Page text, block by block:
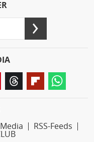
Media
RSS-Feeds